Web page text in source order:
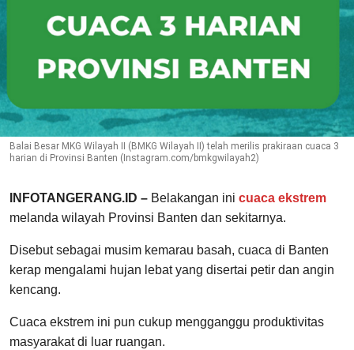
Balai Besar MKG Wilayah II (BMKG Wilayah II) telah merilis prakiraan cuaca 3
harian di Provinsi Banten (Instagram.com/bmkgwilayah2)
INFOTANGERANG.ID – Belakangan ini cuaca ekstrem
melanda wilayah Provinsi Banten dan sekitarnya.
Disebut sebagai musim kemarau basah, cuaca di Banten
kerap mengalami hujan lebat yang disertai petir dan angin
kencang.
Cuaca ekstrem ini pun cukup mengganggu produktivitas
masyarakat di luar ruangan.